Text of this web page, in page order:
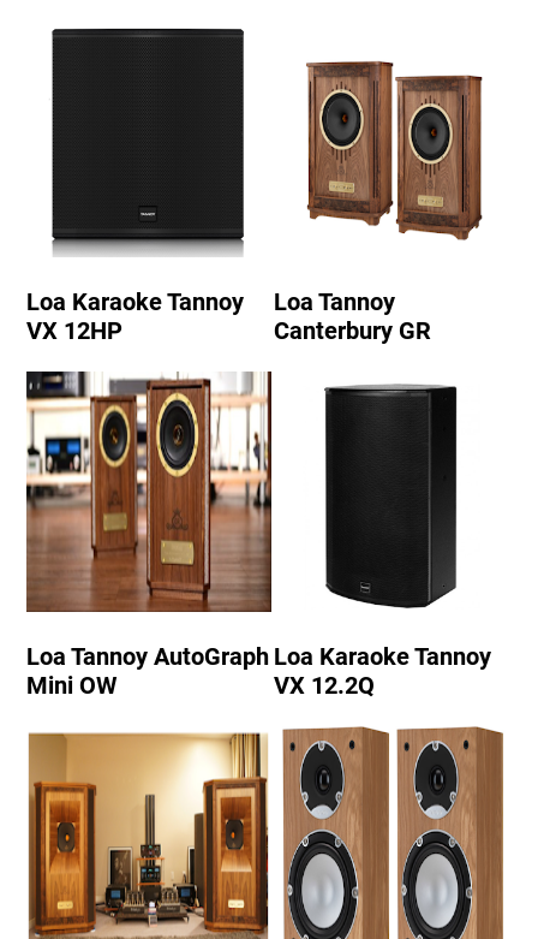
Loa Karaoke Tannoy
VX 12HP
Loa Tannoy
Canterbury GR
Loa Tannoy AutoGraph
Mini OW
Loa Karaoke Tannoy
VX 12.2Q